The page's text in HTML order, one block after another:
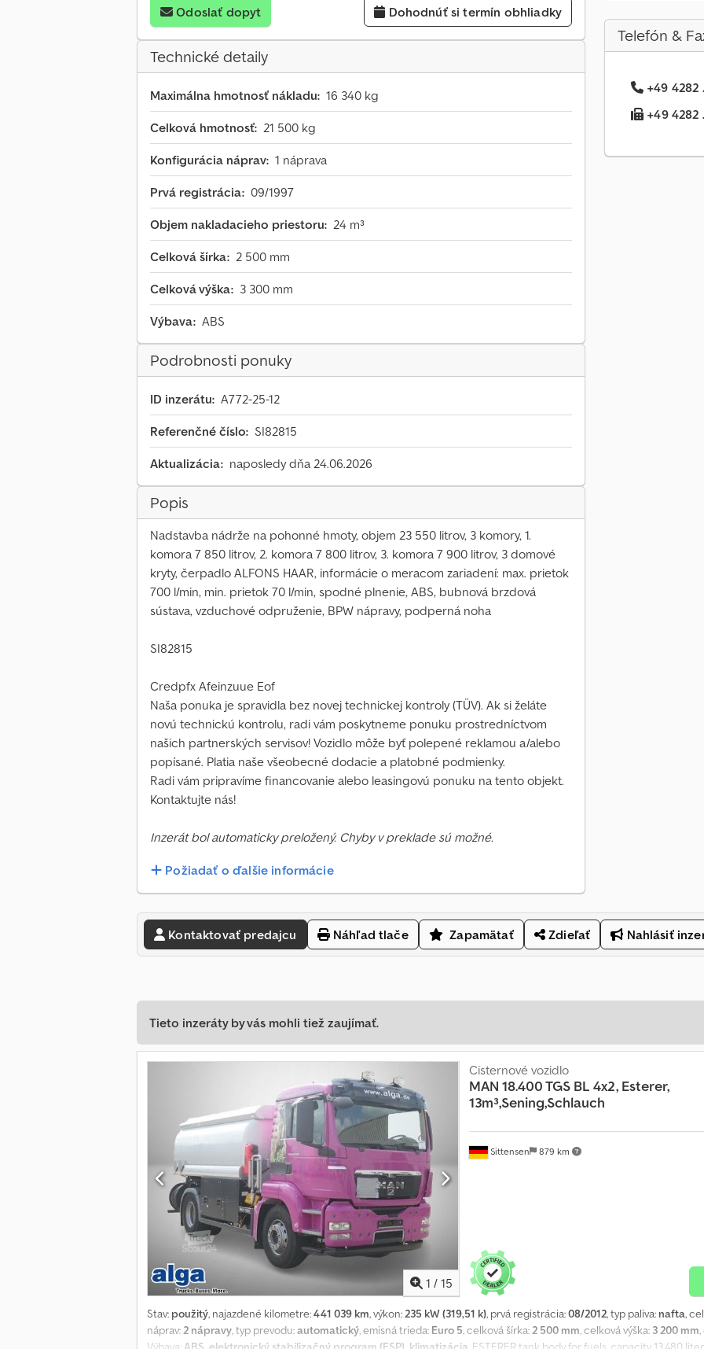
Odoslať dopyt Dohodnúť si termín obhliadky
Technické detaily
Maximálna hmotnosť nákladu: 16 340 kg
Celková hmotnosť: 21 500 kg
Konfigurácia náprav: 1 náprava
Prvá registrácia: 09/1997
Objem nakladacieho priestoru: 24 m³
Celková šírka: 2 500 mm
Celková výška: 3 300 mm
Výbava: ABS
Podrobnosti ponuky
ID inzerátu: A772-25-12
Referenčné číslo: SI82815
Aktualizácia: naposledy dňa 24.06.2026
Popis
Nadstavba nádrže na pohonné hmoty, objem 23 550 litrov, 3 komory, 1.
komora 7 850 litrov, 2. komora 7 800 litrov, 3. komora 7 900 litrov, 3 domové
kryty, čerpadlo ALFONS HAAR, informácie o meracom zariadení: max. prietok
700 l/min, min. prietok 70 l/min, spodné plnenie, ABS, bubnová brzdová
sústava, vzduchové odpruženie, BPW nápravy, podperná noha
SI82815
Credpfx Afeinzuue Eof
Naša ponuka je spravidla bez novej technickej kontroly (TÜV). Ak si želáte
novú technickú kontrolu, radi vám poskytneme ponuku prostredníctvom
našich partnerských servisov! Vozidlo môže byť polepené reklamou a/alebo
popísané. Platia naše všeobecné dodacie a platobné podmienky.
Radi vám pripravíme financovanie alebo leasingovú ponuku na tento objekt.
Kontaktujte nás!
Inzerát bol automaticky preložený. Chyby v preklade sú možné.
Požiadať o ďalšie informácie
Telefón &
+49 4282
+49 4282
Kontaktovať predajcu Náhľad tlače Zapamätať Zdieľať Nahlásiť
Tieto inzeráty by vás mohli tiež zaujímať.
1 / 15
Sittensen 879 km
Cisternové vozidlo
MAN 18.400 TGS BL 4x2, Esterer,
13m³,Sening,Schlauch
Stav: použitý, najazdené kilometre:441 039 km, výkon:235 kW (319,51 k), prvá registrácia:08/2012, typ paliva: nafta,
náprav:2 nápravy, typ prevodu:automatický, emisná trieda: Euro 5, celková šírka:2 500 mm, celková výška: 3 200 mm